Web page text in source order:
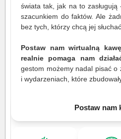
świata tak, jak na to
szacunkiem do faktów. Ale
bez tych, którzy chcą jej
Postaw nam wirtualną
realnie pomaga nam
gestom możemy nadal pisać o
i wydarzeniach, które
Postaw nam